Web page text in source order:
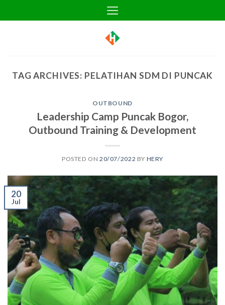
to
TAG ARCHIVES: PELATIHAN SDM DI PUNCAK
OUTBOUND
Leadership Camp Puncak Bogor,
Outbound Training & Development
POSTED ON20/07/2022 BY HERY
20
Jul